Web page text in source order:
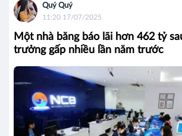
Quý Quý
11:20 17/07/2025
Một nhà băng báo lãi hơn 462 tỷ
trưởng gấp nhiều lần năm trước